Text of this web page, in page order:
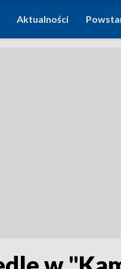
Aktualności